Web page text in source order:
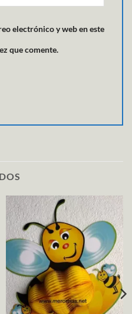
electrónico y web en este
que comente.